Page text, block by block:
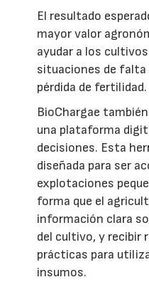
El resultado
mayor valor
ayudar a los
situaciones de falta
pérdida de fertilidad.
BioChargae
una plataforma
decisiones. Esta
diseñada para ser
explotaciones
forma que el
información clara
del cultivo, y recibir
prácticas para
insumos.